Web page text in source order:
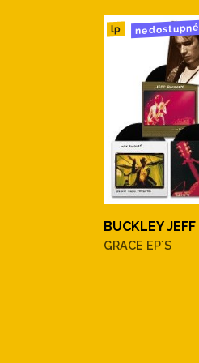
lp nedostupné
BUCKLEY JEFF
GRACE EP´S